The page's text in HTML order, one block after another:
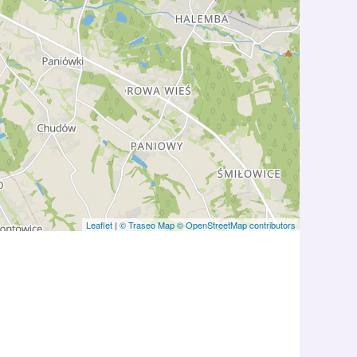
Leaflet | © Traseo Map© OpenStreetMap contributors